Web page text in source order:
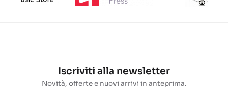
Iscriviti alla newsletter
Novità, offerte e nuovi arrivi in anteprima.